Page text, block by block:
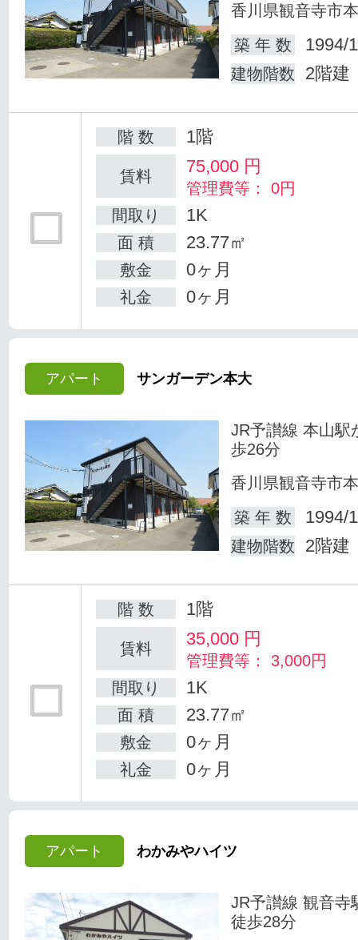
香川県観音寺市
築 年 数
1994/
建物階数 2階建
階 数 1階
賃料 75,000 円
管理費等： 0円
間取り
1K
面 積 23.77㎡
敷金 0ヶ月
礼金 0ヶ月
アパート サンガーデン本大
JR予讃線 本山駅
歩26分
香川県観音寺市
築 年 数
1994/
建物階数 2階建
階 数 1階
賃料 35,000 円
管理費等： 3,000円
間取り
1K
面 積 23.77㎡
敷金 0ヶ月
礼金 0ヶ月
アパート わかみやハイツ
JR予讃線 観音寺
徒歩28分